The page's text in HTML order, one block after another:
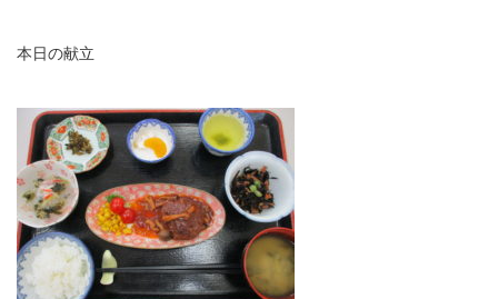
本日の献立